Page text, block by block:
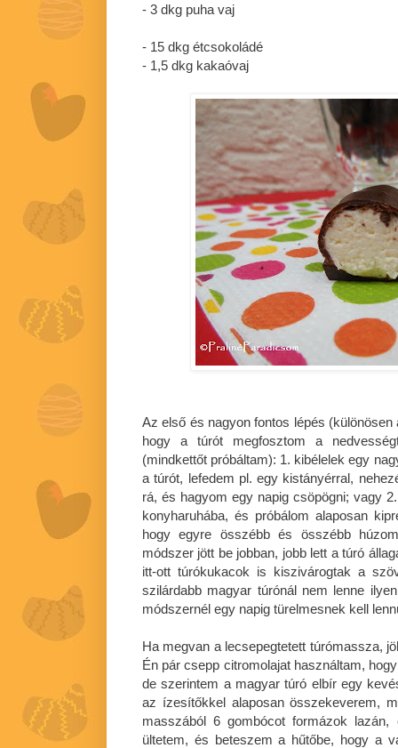
- 3 dkg puha vaj
- 15 dkg étcsokoládé
- 1,5 dkg kakaóvaj
Az első és nagyon fontos lépés
hogy a túrót megfosztom a
(mindkettőt próbáltam): 1. kibélelek egy
a túrót, lefedem pl. egy kistányérral,
rá, és hagyom egy napig csöpögni; vagy
konyharuhába, és próbálom alaposan
hogy egyre összébb és összébb
módszer jött be jobban, jobb lett a túró
itt-ott túrókukacok is kiszivárogtak a
szilárdabb magyar túrónál nem lenne
módszernél egy napig türelmesnek kell
Ha megvan a lecsepegtetett túrómassza,
Én pár csepp citromolajat használtam,
de szerintem a magyar túró elbír egy
az ízesítőkkel alaposan összekeverem,
masszából 6 gombócot formázok lazán,
ültetem, és beteszem a hűtőbe, hogy a